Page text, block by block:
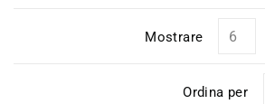
Mostrare
Ordina per